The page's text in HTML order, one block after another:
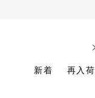
新着 再入荷